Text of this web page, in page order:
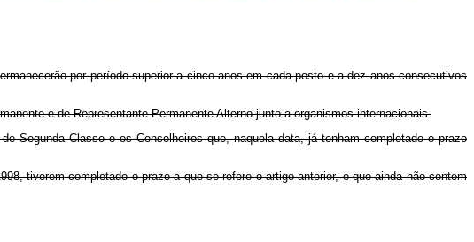
por período superior a cinco anos em cada posto e a dez anos consecutivos
e de Representante Permanente Alterno junto a organismos internacionais.
Segunda Classe e os Conselheiros que, naquela data, já tenham completado o prazo
tiverem completado o prazo a que se refere o artigo anterior, e que ainda não contem